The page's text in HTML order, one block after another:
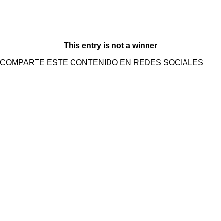
This entry is not a winner
COMPARTE ESTE CONTENIDO EN REDES SOCIALES